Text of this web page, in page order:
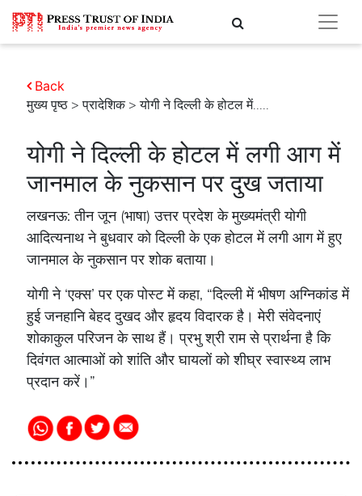
मुख्य पृष्ठ >प्रादेशिक> योगी ने दिल्ली के होटल में.....
Back
योगी ने दिल्ली के होटल में लगी आग में
जानमाल के नुकसान पर दुख जताया
लखनऊ: तीन जून (भाषा) उत्तर प्रदेश के मुख्यमंत्री योगी
आदित्यनाथ ने बुधवार को दिल्ली के एक होटल में लगी आग में हुए
जानमाल के नुकसान पर शोक बताया।
योगी ने ‘एक्स’ पर एक पोस्ट में कहा, “दिल्ली में भीषण अग्निकांड में
हुई जनहानि बेहद दुखद और हृदय विदारक है। मेरी संवेदनाएं
शोकाकुल परिजन के साथ हैं। प्रभु श्री राम से प्रार्थना है कि
दिवंगत आत्माओं को शांति और घायलों को शीघ्र स्वास्थ्य लाभ
प्रदान करें।”